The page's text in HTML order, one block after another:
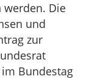
werden. Die
und
zur
Bundestag